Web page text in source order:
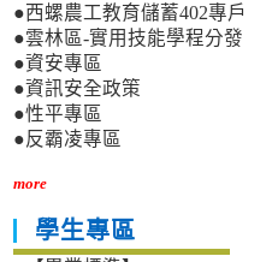
●西螺農工教育儲蓄402專戶
●雲林區-實用技能學程分發
●資安專區
●資訊安全政策
●性平專區
●反霸凌專區
more
學生專區